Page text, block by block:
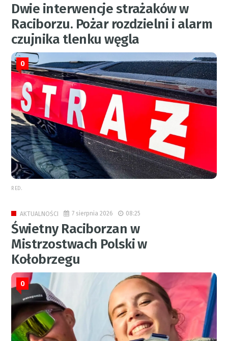
Dwie interwencje strażaków w
Raciborzu. Pożar rozdzielni i alarm
czujnika tlenku węgla
0
RED.
AKTUALNOŚCI 7 sierpnia 2026 08:25
Świetny Raciborzan w
Mistrzostwach Polski w
Kołobrzegu
0